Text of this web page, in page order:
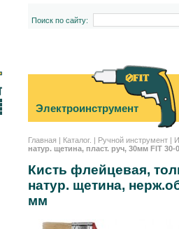
Поиск по сайту:
Электроинструмент
Главная | Каталог. | Ручной инструмент |
натур. щетина, пласт. руч, 30мм FIT 30-
Кисть флейцевая,
натур. щетина,
мм